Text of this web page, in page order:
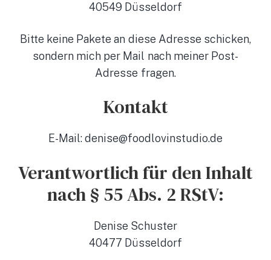
40549 Düsseldorf
Bitte keine Pakete an diese Adresse schicken,
sondern mich per Mail nach meiner Post-
Adresse fragen.
Kontakt
E-Mail: denise@foodlovinstudio.de
Verantwortlich für den Inhalt
nach § 55 Abs. 2 RStV:
Denise Schuster
40477 Düsseldorf